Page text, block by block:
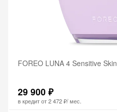
FOREO LUNA 4 Sensitive Skin
29 900 ₽
в кредит от2 472 ₽/ мес.